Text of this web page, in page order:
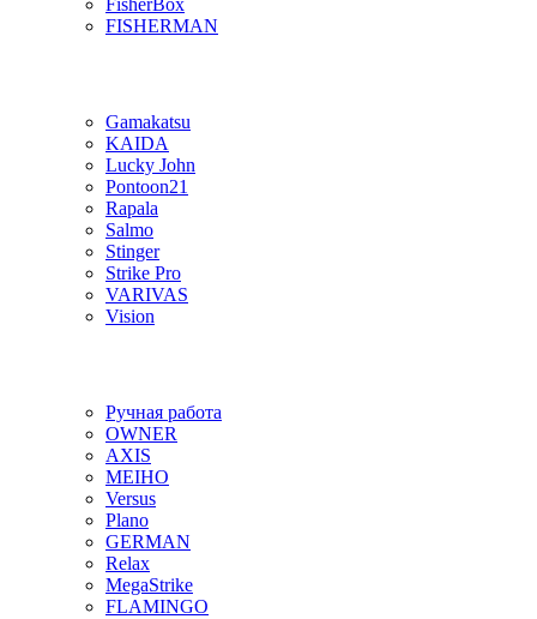
FisherBox
FISHERMAN
Gamakatsu
KAIDA
Lucky John
Pontoon21
Rapala
Salmo
Stinger
Strike Pro
VARIVAS
Vision
Ручная работа
OWNER
AXIS
MEIHO
Versus
Plano
GERMAN
Relax
MegaStrike
FLAMINGO